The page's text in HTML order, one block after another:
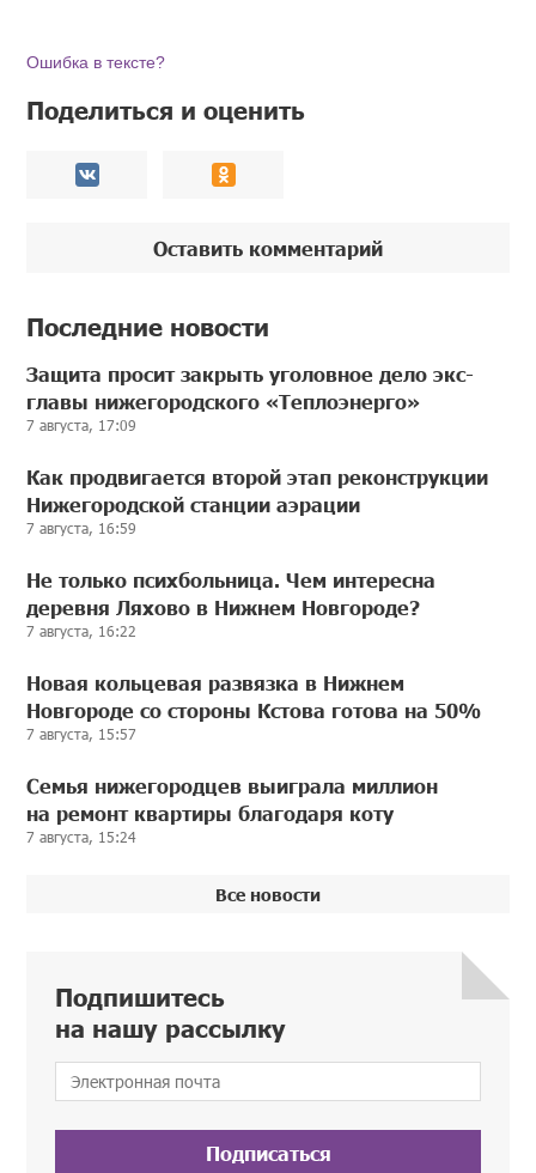
Ошибка в тексте?
Поделиться и оценить
Оставить комментарий
Последние новости
Защита просит закрыть уголовное дело экс-
главы нижегородского «Теплоэнерго»
7 августа, 17:09
Как продвигается второй этап реконструкции
Нижегородской станции аэрации
7 августа, 16:59
Не только психбольница. Чем интересна
деревня Ляхово в Нижнем Новгороде?
7 августа, 16:22
Новая кольцевая развязка в Нижнем
Новгороде со стороны Кстова готова на 50%
7 августа, 15:57
Семья нижегородцев выиграла миллион
на ремонт квартиры благодаря коту
7 августа, 15:24
Все новости
Подпишитесь
на нашу рассылку
Подписаться